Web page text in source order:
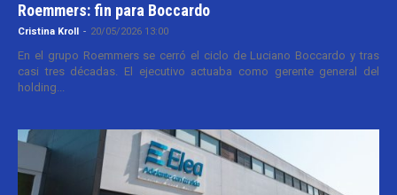
Roemmers: fin para Boccardo
Cristina Kroll - 20/05/2026 13:00
En el grupo Roemmers se cerró el ciclo de Luciano Boccardo y tras
casi tres décadas. El ejecutivo actuaba como gerente general del
holding...